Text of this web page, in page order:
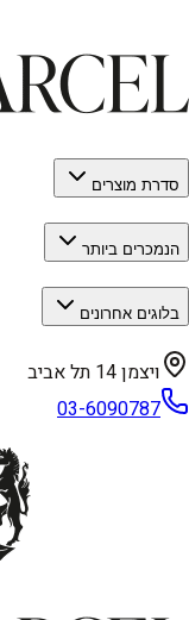
סדרת מוצרים
הנמכרים ביותר
בלוגים אחרונים
ויצמן 14 תל אביב
03-6090787